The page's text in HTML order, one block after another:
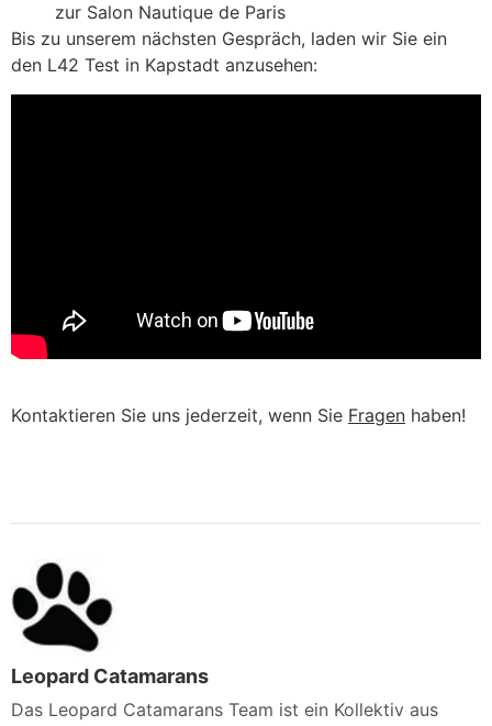
zur Salon Nautique de Paris
Bis zu unserem nächsten Gespräch, laden wir Sie ein
den L42 Test in Kapstadt anzusehen:
Kontaktieren Sie uns jederzeit, wenn Sie Fragen haben!
Leopard Catamarans
Das Leopard Catamarans Team ist ein Kollektiv aus